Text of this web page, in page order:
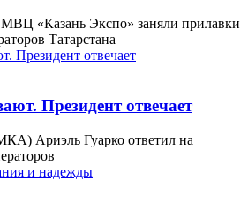
«Казань Экспо» заняли прилавки
Татарстана
Президент отвечает
Ариэль Гуарко ответил на